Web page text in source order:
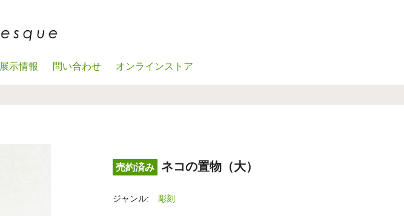
展示情報 問い合わせ オンラインストア
売約済み ネコの置物（大）
ジャンル: 彫刻